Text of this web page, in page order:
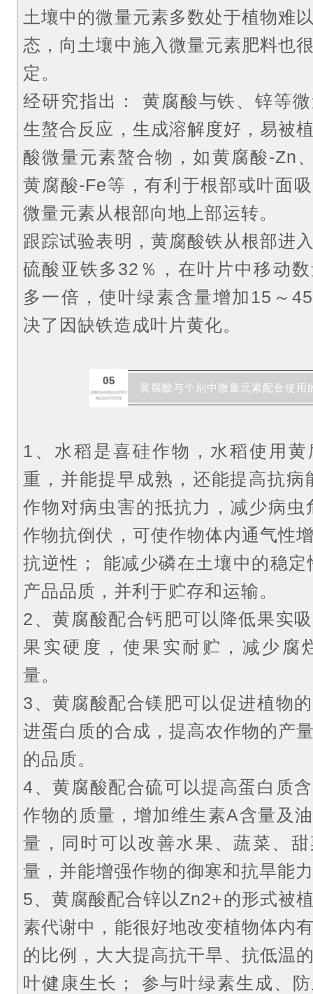
土壤中的微量元素多数处于植物难
态，向土壤中施入微量元素肥料也
定。
经研究指出： 黄腐酸与铁、锌等
生螯合反应，生成溶解度好，易被
酸微量元素螯合物，如黄腐酸-Zn
黄腐酸-Fe等，有利于根部或叶面
微量元素从根部向地上部运转。
跟踪试验表明，黄腐酸铁从根部进
硫酸亚铁多32％，在叶片中移动
多一倍，使叶绿素含量增加15～
决了因缺铁造成叶片黄化。
05
黄腐酸与个别中微量元素配合使用
1、水稻是喜硅作物，水稻使用
重，并能提早成熟，还能提高抗
作物对病虫害的抵抗力，减少病
作物抗倒伏，可使作物体内通气性
抗逆性； 能减少磷在土壤中的稳
产品品质，并利于贮存和运输。
2、黄腐酸配合钙肥可以降低果实
果实硬度，使果实耐贮，减少腐
量。
3、黄腐酸配合镁肥可以促进植物
进蛋白质的合成，提高农作物的产
的品质。
4、黄腐酸配合硫可以提高蛋白质
作物的质量，增加维生素A含量及
量，同时可以改善水果、蔬菜、
量，并能增强作物的御寒和抗旱能
5、黄腐酸配合锌以Zn2+的形式被
素代谢中，能很好地改变植物体内
的比例，大大提高抗干旱、抗低温
叶健康生长； 参与叶绿素生成、